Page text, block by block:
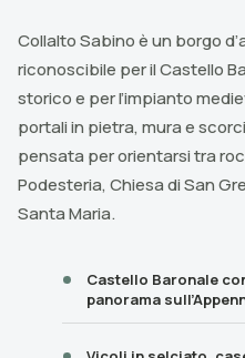
Collalto Sabino è un borgo
riconoscibile per il Castello
storico e per l’impianto
portali in pietra, mura e
pensata per orientarsi tra
Podesteria, Chiesa di San
Santa Maria.
Castello Baronale
panorama